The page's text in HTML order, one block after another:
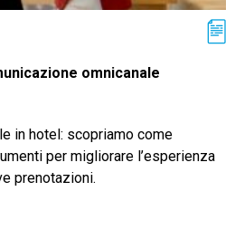
omnicanale
in hotel: scopriamo come
per migliorare l’esperienza
prenotazioni.